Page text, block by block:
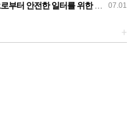
07.01
노총 강원지역본부 폭염감시단 선포 기자회견
+